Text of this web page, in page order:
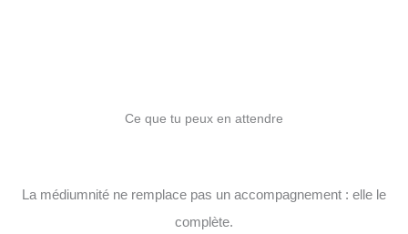
Ce que tu peux en attendre
La médiumnité ne remplace pas un accompagnement : elle le
complète.